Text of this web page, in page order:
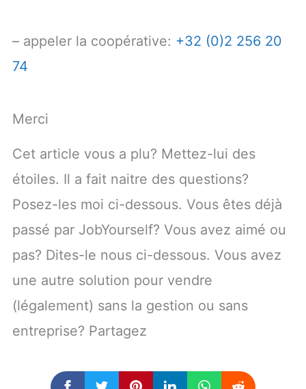
– appeler la coopérative: +32 (0)2 256 20
74
Merci
Cet article vous a plu? Mettez-lui des
étoiles. Il a fait naitre des questions?
Posez-les moi ci-dessous. Vous êtes déjà
passé par JobYourself? Vous avez aimé ou
pas? Dites-le nous ci-dessous. Vous avez
une autre solution pour vendre
(légalement) sans la gestion ou sans
entreprise? Partagez